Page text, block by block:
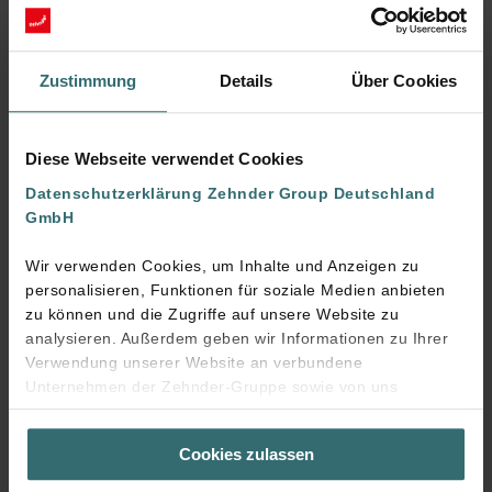
Zustimmung Details Über Cookies
Diese Webseite verwendet Cookies
Datenschutzerklärung Zehnder Group Deutschland
GmbH
Wir verwenden Cookies, um Inhalte und Anzeigen zu
personalisieren, Funktionen für soziale Medien anbieten
zu können und die Zugriffe auf unsere Website zu
analysieren. Außerdem geben wir Informationen zu Ihrer
Verwendung unserer Website an verbundene
Unternehmen der Zehnder-Gruppe sowie von uns
beauftragte Dienstleister zum Zweck der Werbung und
Analysen weiter. Unsere Dienstleister führen diese
Informationen möglicherweise mit weiteren Daten
zusammen, die Sie bereitgestellt haben oder die sie im
Cookies zulassen